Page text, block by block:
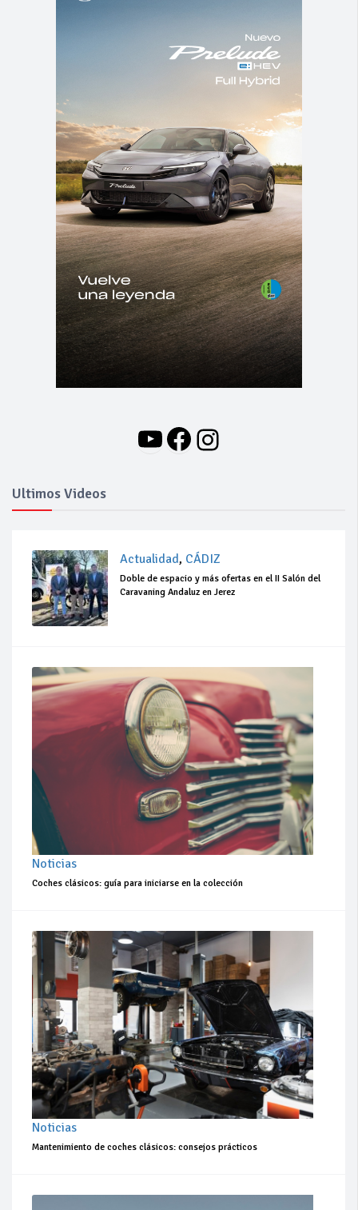
YouTube
Facebook
Instagram
Ultimos Videos
Actualidad, CÁDIZ
Doble de espacio y más ofertas en el II Salón del
Caravaning Andaluz en Jerez
Noticias
Coches clásicos: guía para iniciarse en la colección
Noticias
Mantenimiento de coches clásicos: consejos prácticos